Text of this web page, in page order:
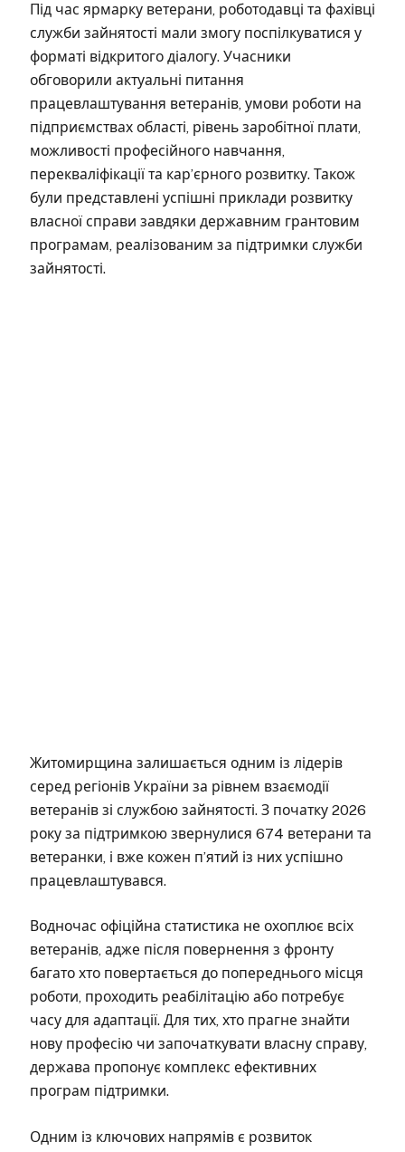
Під час ярмарку ветерани, роботодавці та фахівці
служби зайнятості мали змогу поспілкуватися у
форматі відкритого діалогу. Учасники
обговорили актуальні питання
працевлаштування ветеранів, умови роботи на
підприємствах області, рівень заробітної плати,
можливості професійного навчання,
перекваліфікації та кар’єрного розвитку. Також
були представлені успішні приклади розвитку
власної справи завдяки державним грантовим
програмам, реалізованим за підтримки служби
зайнятості.
Житомирщина залишається одним із лідерів
серед регіонів України за рівнем взаємодії
ветеранів зі службою зайнятості. З початку 2026
року за підтримкою звернулися 674 ветерани та
ветеранки, і вже кожен п’ятий із них успішно
працевлаштувався.
Водночас офіційна статистика не охоплює всіх
ветеранів, адже після повернення з фронту
багато хто повертається до попереднього місця
роботи, проходить реабілітацію або потребує
часу для адаптації. Для тих, хто прагне знайти
нову професію чи започаткувати власну справу,
держава пропонує комплекс ефективних
програм підтримки.
Одним із ключових напрямів є розвиток